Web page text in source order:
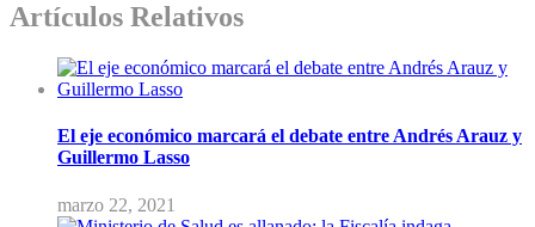
Artículos Relativos
El eje económico marcará el debate entre Andrés Arauz y
Guillermo Lasso
marzo 22, 2021